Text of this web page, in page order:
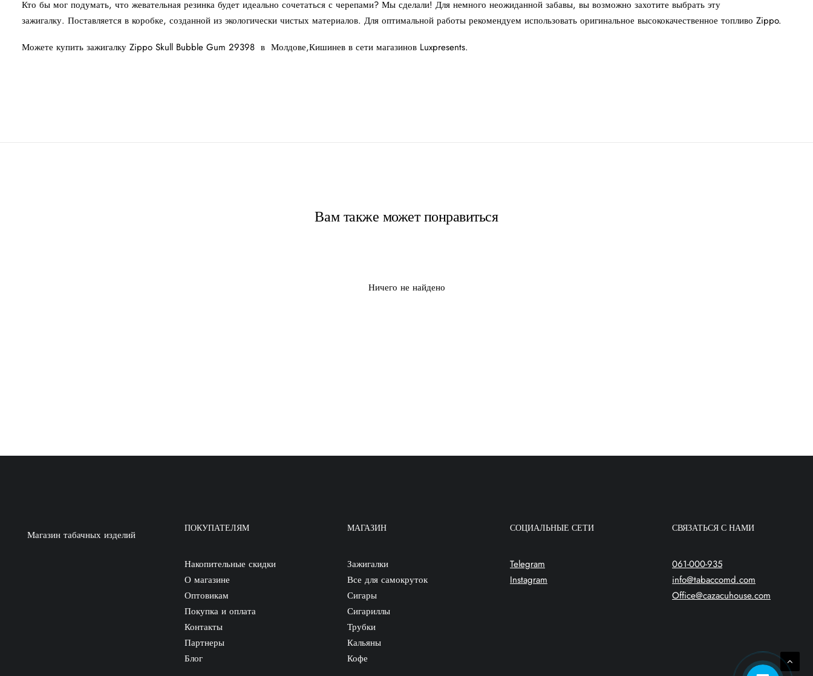
Кто бы мог подумать, что жевательная резинка будет идеально сочетаться с черепами? Мы сделали! Для немного неожиданной забавы, вы возможно захотите выбрать эту
зажигалку. Поставляется в коробке, созданной из экологически чистых материалов. Для оптимальной работы рекомендуем использовать оригинальное высококачественное топливо Zippo.
Можете купить зажигалку Zippo Skull Bubble Gum 29398 в Молдове,Кишинев в сети магазинов Luxpresents.
Вам также может понравиться
Ничего не найдено
Магазин табачных изделий
ПОКУПАТЕЛЯМ
Накопительные скидки
О магазине
Оптовикам
Покупка и оплата
Контакты
Партнеры
Блог
МАГАЗИН
Зажигалки
Все для самокруток
Сигары
Сигариллы
Трубки
Кальяны
Кофе
СОЦИАЛЬНЫЕ СЕТИ
Telegram
Instagram
СВЯЗАТЬСЯ С НАМИ
061-000-935
info@tabaccomd.com
Office@cazacuhouse.com